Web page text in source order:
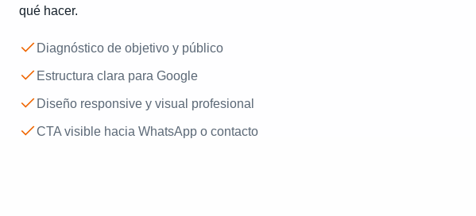
qué hacer.
Diagnóstico de objetivo y público
Estructura clara para Google
Diseño responsive y visual profesional
CTA visible hacia WhatsApp o contacto